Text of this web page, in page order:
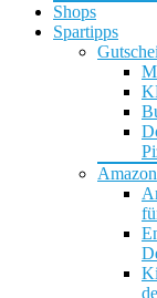
Shops
Spartipps
Amazon